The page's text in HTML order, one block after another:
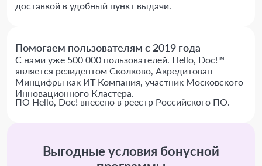
доставкой в удобный пункт выдачи.
Помогаем пользователям с 2019 года
С нами уже 500 000 пользователей. Hello, Doc!™
является резидентом Сколково, Акредитован
Минцифры как ИТ Компания, участник Московского
Инновационного Кластера.
ПО Hello, Doc! внесено в реестр Российского ПО.
Выгодные условия бонусной